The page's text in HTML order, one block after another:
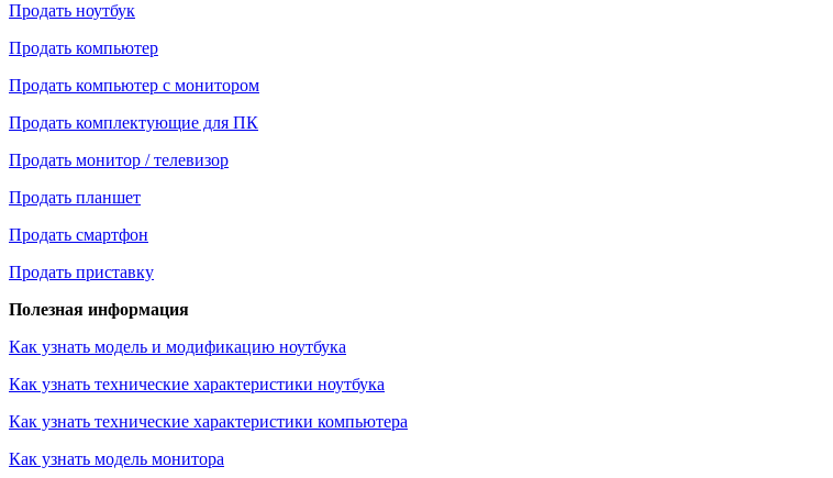
Продать ноутбук
Продать компьютер
Продать компьютер с монитором
Продать комплектующие для ПК
Продать монитор / телевизор
Продать планшет
Продать смартфон
Продать приставку
Полезная информация
Как узнать модель и модификацию ноутбука
Как узнать технические характеристики ноутбука
Как узнать технические характеристики компьютера
Как узнать модель монитора